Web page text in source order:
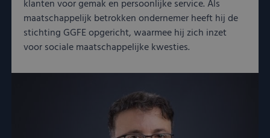
klanten voor gemak en persoonlijke service. Als
maatschappelijk betrokken ondernemer heeft hij de
stichting GGFE opgericht, waarmee hij zich inzet
voor sociale maatschappelijke kwesties.